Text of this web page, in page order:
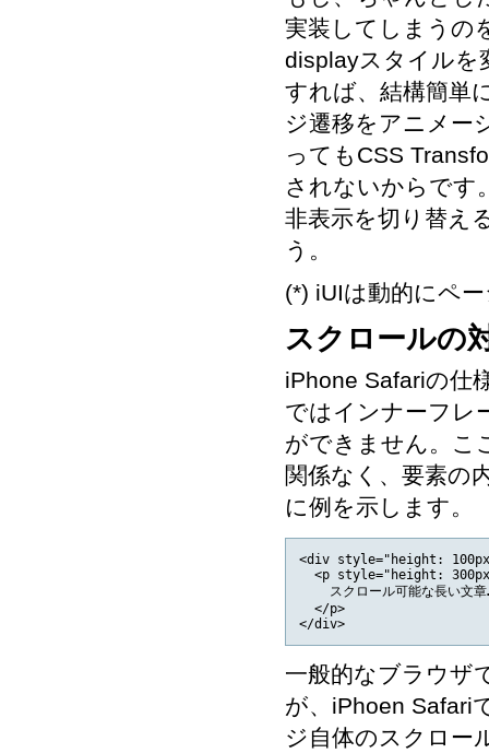
実装してしまうの
displayスタイルを
すれば、結構簡単
ジ遷移をアニメー
ってもCSS
されないからです
非表示を切り替え
う。
(*) iUIは動的にペ
スクロールの
iPhone Safariの仕
ではインナーフレ
ができません。こ
関係なく、要素の
に例を示します。
<div style="height:
<p style="height:
スクロール可能な長い文
  </p>
一般的なブラウザ
が、iPhoen Safari
ジ自体のスクロー